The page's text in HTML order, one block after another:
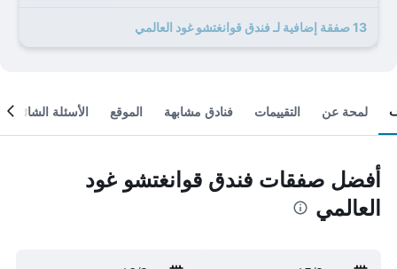
13 صفقة إضافية لـ فندق قوانغتشو غود العالمي
لمحة عن التقييمات فنادق مشابهة الموقع الأسئلة الشائعة
أفضل صفقات فندق قوانغتشو غود
العالمي